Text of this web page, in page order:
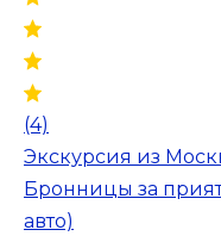
(4)
Экскурсия из
Бронницы за
авто)